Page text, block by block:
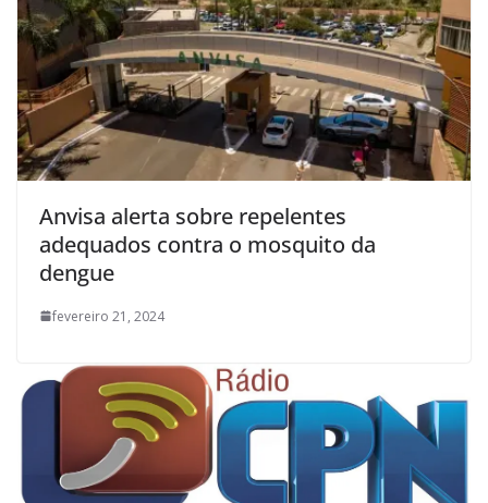
Anvisa alerta sobre repelentes
adequados contra o mosquito da
dengue
fevereiro 21, 2024